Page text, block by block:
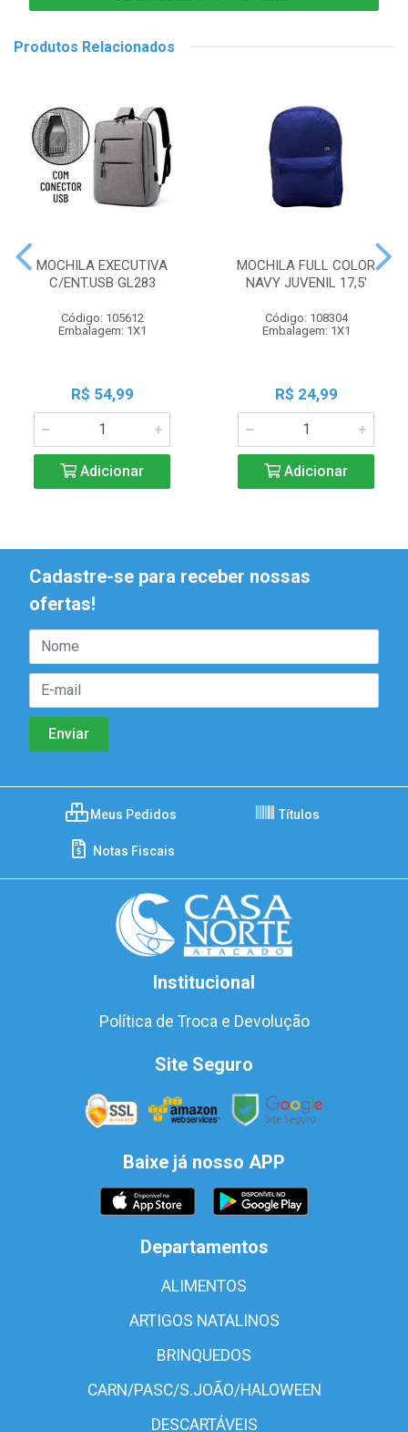
Produtos Relacionados
MOCHILA EXECUTIVA
C/ENT.USB GL283
Código: 105612
Embalagem: 1X1
R$ 54,99
Adicionar
MOCHILA FULL COLOR
NAVY JUVENIL 17,5'
Código: 108304
Embalagem: 1X1
R$ 24,99
Adicionar
Cadastre-se para receber nossas
ofertas!
Meus Pedidos Títulos
Notas Fiscais
Institucional
Política de Troca e Devolução
Site Seguro
Baixe já nosso APP
Departamentos
ALIMENTOS
ARTIGOS NATALINOS
BRINQUEDOS
CARN/PASC/S.JOÃO/HALOWEEN
DESCARTÁVEIS